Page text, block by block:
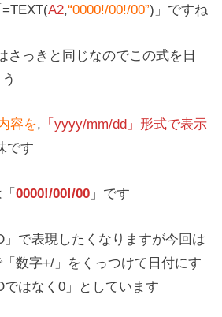
A2,“0000!/00!/00”)」ですね
さっきと同じなのでこの式を日
容を, 「yyyy/mm/dd」形式で表示
です
「0000!/00!/00 」です
」で表現したくなりますが今回は
「数字+/」をくっつけて日付にす
はなく0」としています